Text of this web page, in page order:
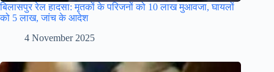
बिलासपुर रेल हादसा: मृतकों के परिजनों को 10 लाख मुआवजा, घायलों
को 5 लाख, जांच के आदेश
4 November 2025